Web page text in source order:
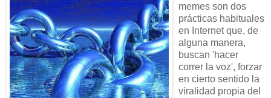
memes son dos
prácticas habituales
en Internet que, de
alguna manera,
buscan 'hacer
correr la voz', forzar
en cierto sentido la
viralidad propia del